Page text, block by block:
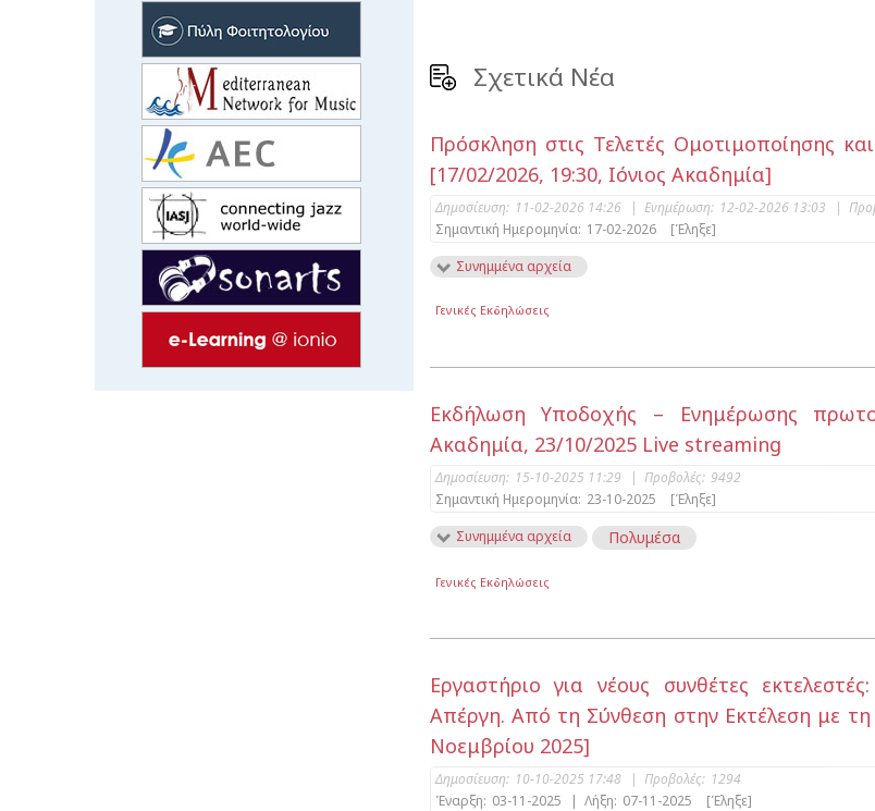
Σχετικά Νέα
Πρόσκληση στις Τελετές Ομοτιμοποίησης
[17/02/2026, 19:30, Ιόνιος Ακαδημία]
Δημοσίευση: 11-02-2026 14:26 | Ενημέρωση: 12-02-2026 13:03 |
Σημαντική Ημερομηνία: 17-02-2026
[Έληξε]
Συνημμένα αρχεία
Γενικές Εκδηλώσεις
Εκδήλωση Υποδοχής – Ενημέρωσης
Ακαδημία, 23/10/2025 Live streaming
Δημοσίευση: 15-10-2025 11:29 | Προβολές: 9492
Σημαντική Ημερομηνία: 23-10-2025
[Έληξε]
Συνημμένα αρχεία
Πολυμέσα
Γενικές Εκδηλώσεις
Εργαστήριο για νέους συνθέτες
Απέργη. Από τη Σύνθεση στην Εκτέλεση με
Νοεμβρίου 2025]
Δημοσίευση: 10-10-2025 17:48 | Προβολές: 1294
Έναρξη: 03-11-2025 | Λήξη: 07-11-2025
[Έληξε]